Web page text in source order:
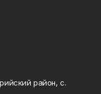
район, с.